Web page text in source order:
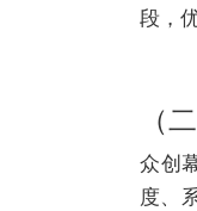
段，
（
众创
度、